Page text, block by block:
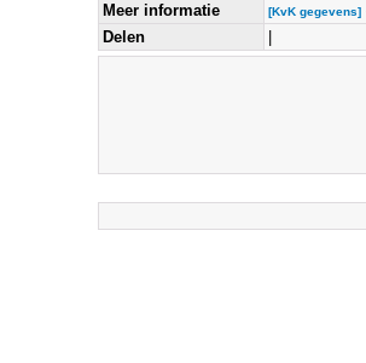
Meer informatie
[KvK gegevens]
Delen